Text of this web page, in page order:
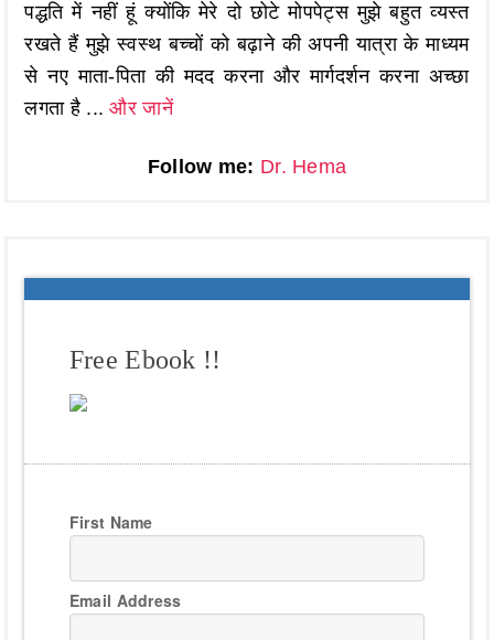
पद्धति में नहीं हूं क्योंकि मेरे दो छोटे मोपपेट्स मुझे बहुत व्यस्त
रखते हैं मुझे स्वस्थ बच्चों को बढ़ाने की अपनी यात्रा के माध्यम
से नए माता-पिता की मदद करना और मार्गदर्शन करना अच्छा
लगता है ...और जानें
Follow me: Dr. Hema
Free Ebook !!
First Name
Email Address